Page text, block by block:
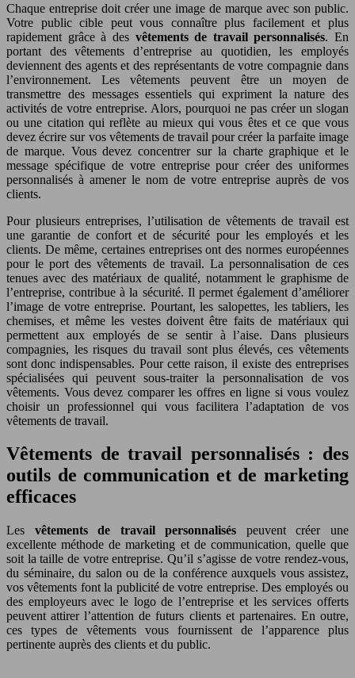
Chaque entreprise doit créer une image de marque avec son public.
Votre public cible peut vous connaître plus facilement et plus
rapidement grâce à des vêtements de travail personnalisés. En
portant des vêtements d’entreprise au quotidien, les employés
deviennent des agents et des représentants de votre compagnie dans
l’environnement. Les vêtements peuvent être un moyen de
transmettre des messages essentiels qui expriment la nature des
activités de votre entreprise. Alors, pourquoi ne pas créer un slogan
ou une citation qui reflète au mieux qui vous êtes et ce que vous
devez écrire sur vos vêtements de travail pour créer la parfaite image
de marque. Vous devez concentrer sur la charte graphique et le
message spécifique de votre entreprise pour créer des uniformes
personnalisés à amener le nom de votre entreprise auprès de vos
clients.
Pour plusieurs entreprises, l’utilisation de vêtements de travail est
une garantie de confort et de sécurité pour les employés et les
clients. De même, certaines entreprises ont des normes européennes
pour le port des vêtements de travail. La personnalisation de ces
tenues avec des matériaux de qualité, notamment le graphisme de
l’entreprise, contribue à la sécurité. Il permet également d’améliorer
l’image de votre entreprise. Pourtant, les salopettes, les tabliers, les
chemises, et même les vestes doivent être faits de matériaux qui
permettent aux employés de se sentir à l’aise. Dans plusieurs
compagnies, les risques du travail sont plus élevés, ces vêtements
sont donc indispensables. Pour cette raison, il existe des entreprises
spécialisées qui peuvent sous-traiter la personnalisation de vos
vêtements. Vous devez comparer les offres en ligne si vous voulez
choisir un professionnel qui vous facilitera l’adaptation de vos
vêtements de travail.
Vêtements de travail personnalisés : des
outils de communication et de marketing
efficaces
Les vêtements de travail personnalisés peuvent créer une
excellente méthode de marketing et de communication, quelle que
soit la taille de votre entreprise. Qu’il s’agisse de votre rendez-vous,
du séminaire, du salon ou de la conférence auxquels vous assistez,
vos vêtements font la publicité de votre entreprise. Des employés ou
des employeurs avec le logo de l’entreprise et les services offerts
peuvent attirer l’attention de futurs clients et partenaires. En outre,
ces types de vêtements vous fournissent de l’apparence plus
pertinente auprès des clients et du public.